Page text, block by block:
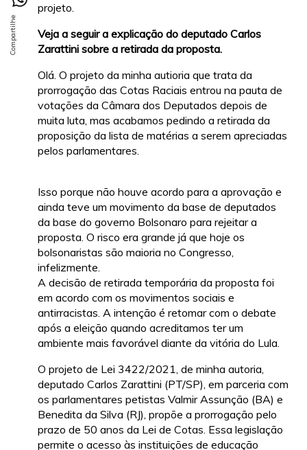
projeto.
Veja a seguir a explicação do deputado Carlos
Zarattini sobre a retirada da proposta.
Olá. O projeto da minha autioria que trata da
prorrogação das Cotas Raciais entrou na pauta de
votações da Câmara dos Deputados depois de
muita luta, mas acabamos pedindo a retirada da
proposição da lista de matérias a serem apreciadas
pelos parlamentares.
Isso porque não houve acordo para a aprovação e
ainda teve um movimento da base de deputados
da base do governo Bolsonaro para rejeitar a
proposta. O risco era grande já que hoje os
bolsonaristas são maioria no Congresso,
infelizmente.
A decisão de retirada temporária da proposta foi
em acordo com os movimentos sociais e
antirracistas. A intenção é retomar com o debate
após a eleição quando acreditamos ter um
ambiente mais favorável diante da vitória do Lula.
O projeto de Lei 3422/2021, de minha autoria,
deputado Carlos Zarattini (PT/SP), em parceria com
os parlamentares petistas Valmir Assunção (BA) e
Benedita da Silva (RJ), propõe a prorrogação pelo
prazo de 50 anos da Lei de Cotas. Essa legislação
permite o acesso às instituições de educação